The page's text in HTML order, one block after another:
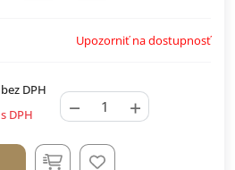
Upozorniť na dostupnosť
bez DPH
s DPH − +